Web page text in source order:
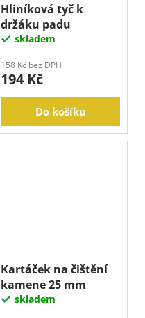
Hliníková tyč k
držáku padu
skladem
158 Kč bez DPH
194 Kč
Do košíku
Kartáček na čištění
kamene 25 mm
skladem